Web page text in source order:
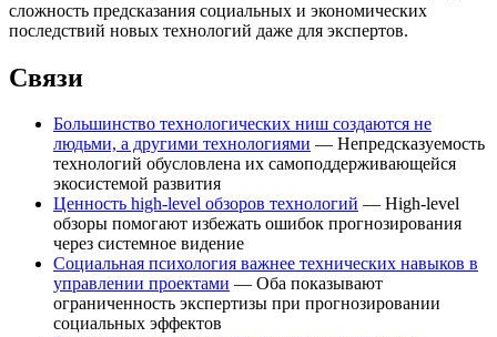
сложность предсказания социальных и экономических
последствий новых технологий даже для экспертов.
Связи
Большинство технологических ниш создаются не
людьми, а другими технологиями — Непредсказуемость
технологий обусловлена их самоподдерживающейся
экосистемой развития
Ценность high-level обзоров технологий — High-level
обзоры помогают избежать ошибок прогнозирования
через системное видение
Социальная психология важнее технических навыков в
управлении проектами — Оба показывают
ограниченность экспертизы при прогнозировании
социальных эффектов